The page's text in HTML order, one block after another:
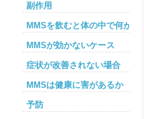
副作用
MMSを飲むと体の中で何が起
MMSが効かないケース
症状が改善されない場合
MMSは健康に害があるか
予防